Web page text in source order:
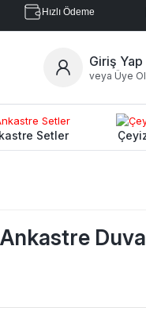
Hızlı Ödeme
Giriş Yap
veya Üye Ol
Setler